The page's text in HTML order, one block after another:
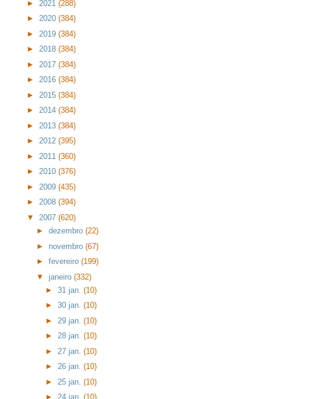
► 2021 (288)
► 2020 (384)
► 2019 (384)
► 2018 (384)
► 2017 (384)
► 2016 (384)
► 2015 (384)
► 2014 (384)
► 2013 (384)
► 2012 (395)
► 2011 (360)
► 2010 (376)
► 2009 (435)
► 2008 (394)
▼ 2007 (620)
► dezembro (22)
► novembro (67)
► fevereiro (199)
▼ janeiro (332)
►31 jan.(10)
►30 jan.(10)
► 29 jan.(10)
►28 jan.(10)
► 27 jan.(10)
►26 jan.(10)
► 25 jan.(10)
► 24 jan.(10)